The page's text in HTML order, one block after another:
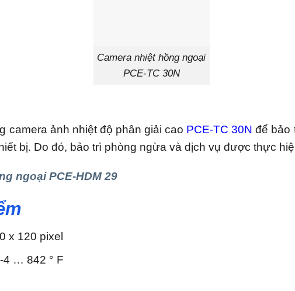
Camera nhiệt hồng ngoại
PCE-TC 30N
camera ảnh nhiệt độ phân giải cao PCE-TC 30N để bảo
bị. Do đó, bảo trì phòng ngừa và dịch vụ được thực
ngoại PCE-HDM 29
x 120 pixel
4 … 842 ° F